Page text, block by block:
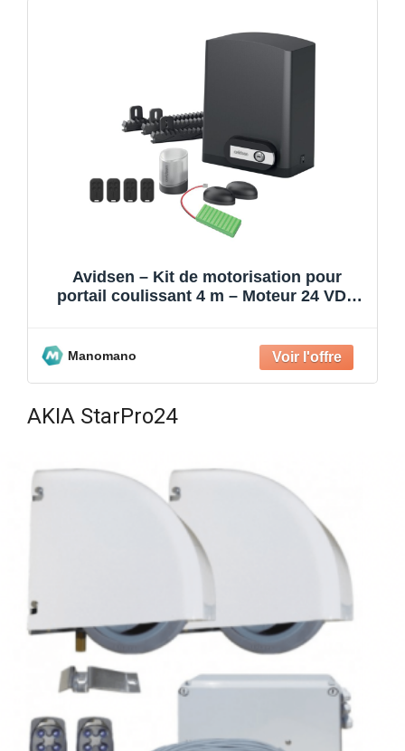
Avidsen – Kit de motorisation pour
portail coulissant 4 m – Moteur 24 VDC
Manomano
AKIA StarPro24